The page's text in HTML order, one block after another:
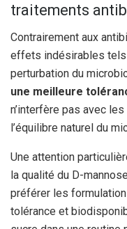
traitements
Contrairement aux
effets indésirables
perturbation du
une meilleure
n’interfère pas avec
l’équilibre naturel du
Une attention
la qualité du D-
préférer les
tolérance et